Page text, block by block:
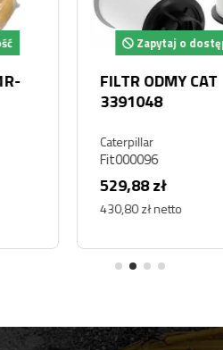
Zapytaj o dostępność
FILTR ODMY CAT
3391048
Caterpillar
Fit000096
529,88 zł
430,80 zł netto